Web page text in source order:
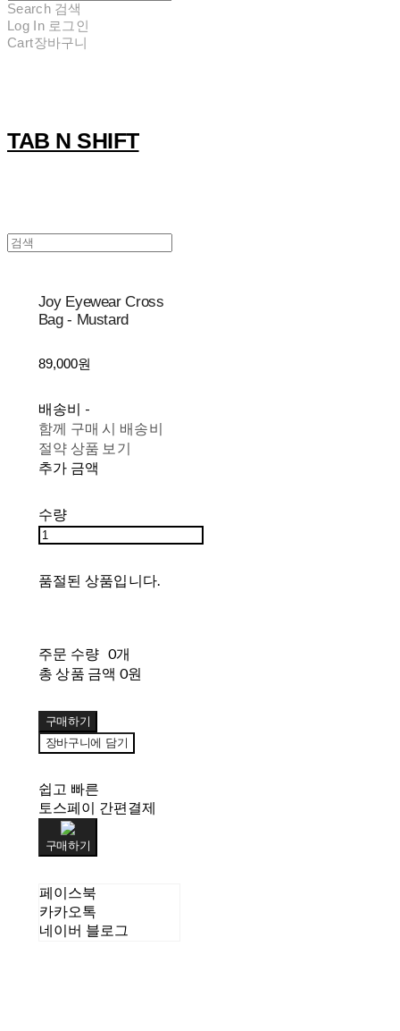
Search 검색
Log In 로그인
Cart장바구니
TAB N SHIFT
Joy Eyewear Cross
Bag - Mustard
89,000원
배송비 -
함께 구매 시 배송비
절약 상품 보기
추가 금액
수량
품절된 상품입니다.
주문 수량 0개
총 상품 금액 0원
구매하기
장바구니에 담기
쉽고 빠른
토스페이 간편결제
구매하기
페이스북
카카오톡
네이버 블로그